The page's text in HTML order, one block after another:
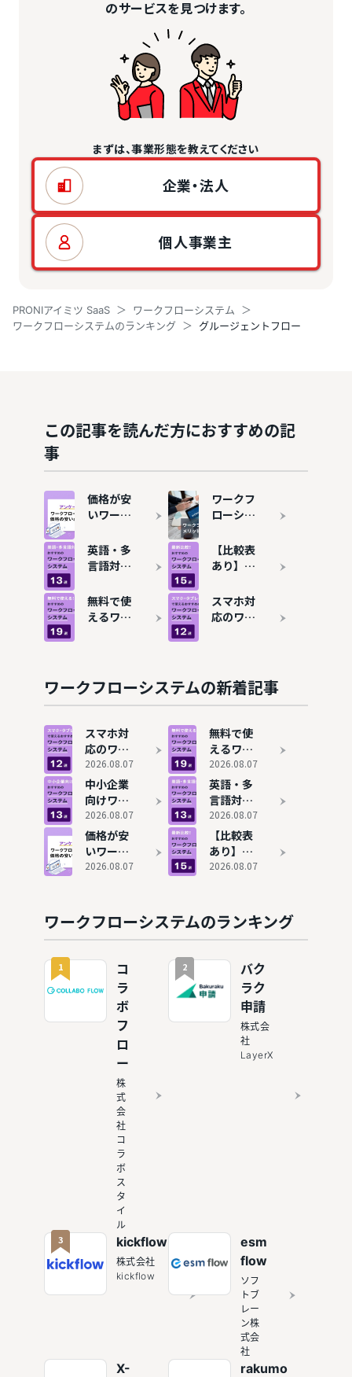
のサービスを見つけます。
まずは、事業形態を教えてください
企業・法人
個人事業主
PRONIアイミツ SaaS
ワークフローシステム
ワークフローシステムのランキング
グルージェントフロー
この記事を読んだ方におすすめの記
事
価格が安
いワーク
ステムお
すすめ13
選を比
較！費用
相場も解
説
ワークフ
ローシス
は？メリ
ット・デ
ト、導入
事例を解
説
英語・多
言語対応
フローシ
ステムお
企業にも
対応
【比較表
あり】ワ
ーシステ
ムおすす
無料で使
えるワー
19選！コ
ストをか
けずに稟
議を効率
化
スマホ対
応のワー
11選！タ
ブレット
でも承認
を効率化
ワークフローシステムの新着記事
スマホ対
応のワー
クフロー
システム
おすすめ
11選！タ
ブレット
でも承認
を効率化
2026.08.07
無料で使
えるワー
クフロー
システム
おすすめ
19選！コ
ストをか
けずに稟
議を効率
化
2026.08.07
中小企業
向けワー
クフロー
システム
おすすめ
13選を比
2026.08.07
英語・多
言語対応
のワーク
フローシ
ステムお
すすめ13
企業にも
対応
2026.08.07
価格が安
いワーク
フローシ
選を比
較！費用
相場も解
説
2026.08.07
【比較表
あり】ワ
ークフロ
め15選を
解説
2026.08.07
ワークフローシステムのランキング
1
コ
ラ
ボ
フ
ロ
ー
株
式
会
社
コ
ラ
ボ
ス
タ
イ
ル
2
バク
ラク
申請
株式会
社
LayerX
3 kickflow
株式会社
kickflow
esm
flow
ソフ
トブ
レー
ン株
式会
社
X-
rakumo